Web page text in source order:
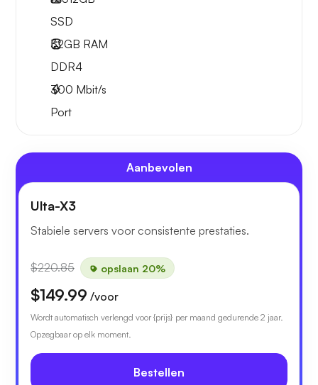
SSD
32GB RAM
DDR4
300 Mbit/s
Port
Aanbevolen
Ulta-X3
Stabiele servers voor consistente prestaties.
$220.85 opslaan 20%
$149.99 /voor
Wordt automatisch verlengd voor {prijs} per maand gedurende 2 jaar.
Opzegbaar op elk moment.
Bestellen